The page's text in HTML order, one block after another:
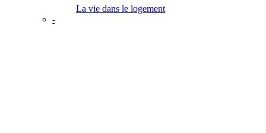
La vie dans le logement
-